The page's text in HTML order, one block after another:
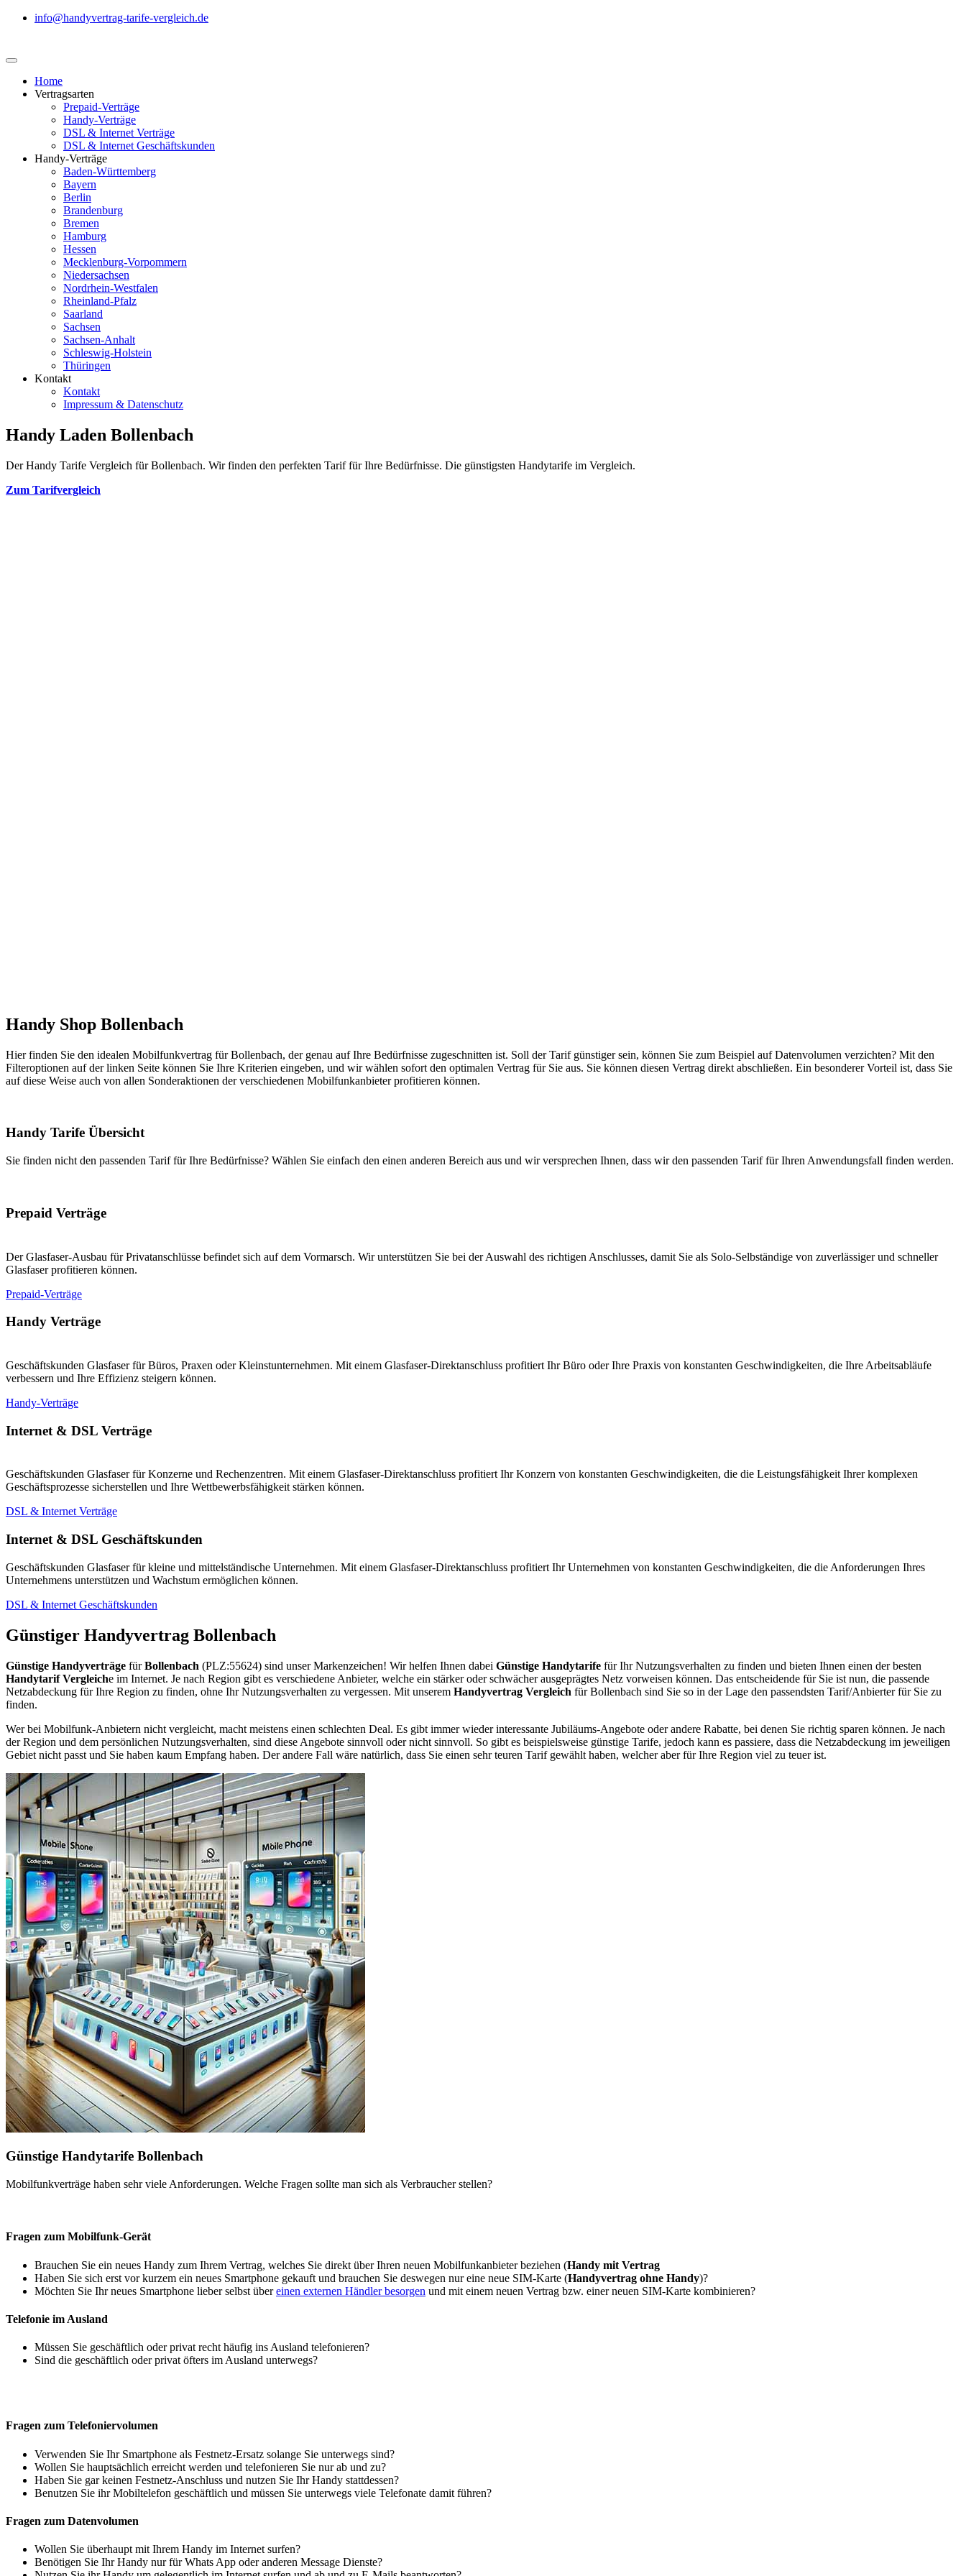
info@handyvertrag-tarife-vergleich.de
Home
Vertragsarten
Prepaid-Verträge
Handy-Verträge
DSL & Internet Verträge
DSL & Internet Geschäftskunden
Handy-Verträge
Baden-Württemberg
Bayern
Berlin
Brandenburg
Bremen
Hamburg
Hessen
Mecklenburg-Vorpommern
Niedersachsen
Nordrhein-Westfalen
Rheinland-Pfalz
Saarland
Sachsen
Sachsen-Anhalt
Schleswig-Holstein
Thüringen
Kontakt
Kontakt
Impressum & Datenschutz
Handy Laden Bollenbach
Der Handy Tarife Vergleich für Bollenbach. Wir finden den perfekten Tarif für Ihre Bedürfnisse. Die günstigsten Handytarife im Vergleich.
Zum Tarifvergleich
Handy Shop Bollenbach
Hier finden Sie den idealen Mobilfunkvertrag für Bollenbach, der genau auf Ihre Bedürfnisse zugeschnitten ist. Soll der Tarif günstiger sein, können Sie zum Beispiel auf Datenvolumen verzichten? Mit den
Filteroptionen auf der linken Seite können Sie Ihre Kriterien eingeben, und wir wählen sofort den optimalen Vertrag für Sie aus. Sie können diesen Vertrag direkt abschließen. Ein besonderer Vorteil ist, dass Sie
auf diese Weise auch von allen Sonderaktionen der verschiedenen Mobilfunkanbieter profitieren können.
Handy Tarife Übersicht
Sie finden nicht den passenden Tarif für Ihre Bedürfnisse? Wählen Sie einfach den einen anderen Bereich aus und wir versprechen Ihnen, dass wir den passenden Tarif für Ihren Anwendungsfall finden werden.
Prepaid Verträge
Der Glasfaser-Ausbau für Privatanschlüsse befindet sich auf dem Vormarsch. Wir unterstützen Sie bei der Auswahl des richtigen Anschlusses, damit Sie als Solo-Selbständige von zuverlässiger und schneller
Glasfaser profitieren können.
Prepaid-Verträge
Handy Verträge
Geschäftskunden Glasfaser für Büros, Praxen oder Kleinstunternehmen. Mit einem Glasfaser-Direktanschluss profitiert Ihr Büro oder Ihre Praxis von konstanten Geschwindigkeiten, die Ihre Arbeitsabläufe
verbessern und Ihre Effizienz steigern können.
Handy-Verträge
Internet & DSL Verträge
Geschäftskunden Glasfaser für Konzerne und Rechenzentren. Mit einem Glasfaser-Direktanschluss profitiert Ihr Konzern von konstanten Geschwindigkeiten, die die Leistungsfähigkeit Ihrer komplexen
Geschäftsprozesse sicherstellen und Ihre Wettbewerbsfähigkeit stärken können.
DSL & Internet Verträge
Internet & DSL Geschäftskunden
Geschäftskunden Glasfaser für kleine und mittelständische Unternehmen. Mit einem Glasfaser-Direktanschluss profitiert Ihr Unternehmen von konstanten Geschwindigkeiten, die die Anforderungen Ihres
Unternehmens unterstützen und Wachstum ermöglichen können.
DSL & Internet Geschäftskunden
Günstiger Handyvertrag Bollenbach
Günstige Handyverträge fürBollenbach (PLZ:55624) sind unser Markenzeichen! Wir helfen Ihnen dabei Günstige Handytarife für Ihr Nutzungsverhalten zu finden und bieten Ihnen einen der besten
Handytarif Vergleiche im Internet. Je nach Region gibt es verschiedene Anbieter, welche ein stärker oder schwächer ausgeprägtes Netz vorweisen können. Das entscheidende für Sie ist nun, die passende
Netzabdeckung für Ihre Region zu finden, ohne Ihr Nutzungsverhalten zu vergessen. Mit unserem Handyvertrag Vergleich für Bollenbach sind Sie so in der Lage den passendsten Tarif/Anbierter für Sie zu
finden.
Wer bei Mobilfunk-Anbietern nicht vergleicht, macht meistens einen schlechten Deal. Es gibt immer wieder interessante Jubiläums-Angebote oder andere Rabatte, bei denen Sie richtig sparen können. Je nach
der Region und dem persönlichen Nutzungsverhalten, sind diese Angebote sinnvoll oder nicht sinnvoll. So gibt es beispielsweise günstige Tarife, jedoch kann es passiere, dass die Netzabdeckung im jeweiligen
Gebiet nicht passt und Sie haben kaum Empfang haben. Der andere Fall wäre natürlich, dass Sie einen sehr teuren Tarif gewählt haben, welcher aber für Ihre Region viel zu teuer ist.
Günstige Handytarife Bollenbach
Mobilfunkverträge haben sehr viele Anforderungen. Welche Fragen sollte man sich als Verbraucher stellen?
Fragen zum Mobilfunk-Gerät
Brauchen Sie ein neues Handy zum Ihrem Vertrag, welches Sie direkt über Ihren neuen Mobilfunkanbieter beziehen (Handy mit Vertrag
Haben Sie sich erst vor kurzem ein neues Smartphone gekauft und brauchen Sie deswegen nur eine neue SIM-Karte (Handyvertrag ohne Handy)?
Möchten Sie Ihr neues Smartphone lieber selbst übereinen externen Händler besorgen und mit einem neuen Vertrag bzw. einer neuen SIM-Karte kombinieren?
Telefonie im Ausland
Müssen Sie geschäftlich oder privat recht häufig ins Ausland telefonieren?
Sind die geschäftlich oder privat öfters im Ausland unterwegs?
Fragen zum Telefoniervolumen
Verwenden Sie Ihr Smartphone als Festnetz-Ersatz solange Sie unterwegs sind?
Wollen Sie hauptsächlich erreicht werden und telefonieren Sie nur ab und zu?
Haben Sie gar keinen Festnetz-Anschluss und nutzen Sie Ihr Handy stattdessen?
Benutzen Sie ihr Mobiltelefon geschäftlich und müssen Sie unterwegs viele Telefonate damit führen?
Fragen zum Datenvolumen
Wollen Sie überhaupt mit Ihrem Handy im Internet surfen?
Benötigen Sie Ihr Handy nur für Whats App oder anderen Message Dienste?